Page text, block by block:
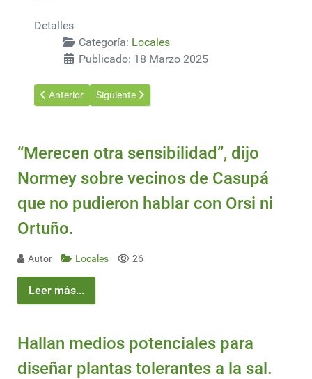
Detalles
Categoría: Locales
Publicado: 18 Marzo 2025
Artículo anterior: Maldonado: Junta Departamental resolvió
Anterior Artículo siguiente: Instalaron emisor subacuático
Siguiente
“Merecen otra sensibilidad”, dijo
Normey sobre vecinos de Casupá
que no pudieron hablar con Orsi ni
Ortuño.
Autor Locales 26
Leer más...
Hallan medios potenciales para
diseñar plantas tolerantes a la sal.